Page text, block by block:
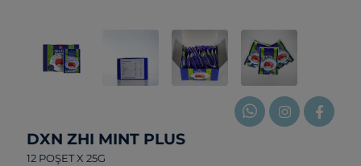
DXN ZHI MINT PLUS
12 POŞET X 25G